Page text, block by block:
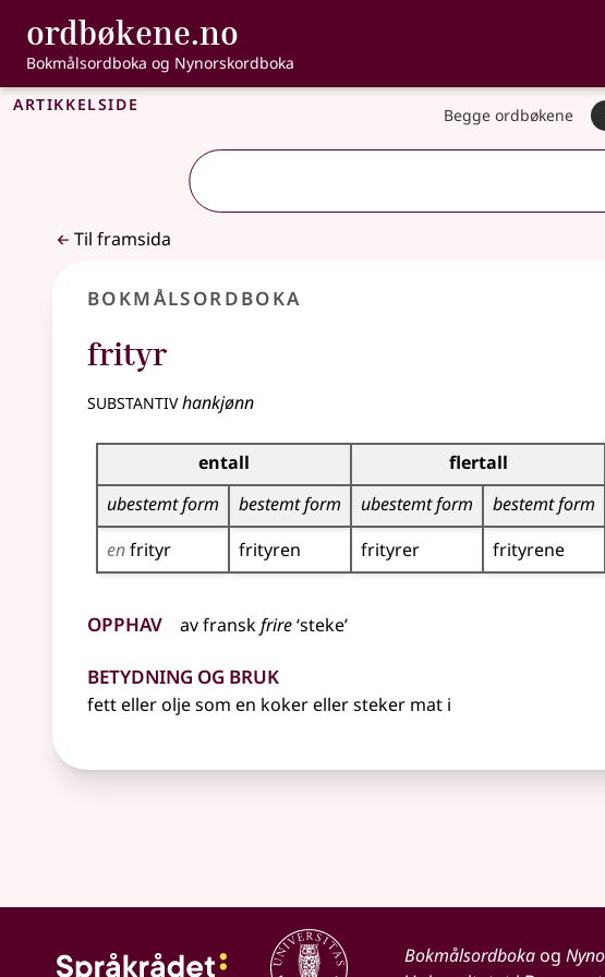
Gå til hovudinnhald
Tilgjenge
ordbøkene.no , Bokmålsordboka og
Bokmålsordboka og Nynorskordboka
Artikkelside Begge ordbøkene
Til framsida
Bokmålsordboka
frityr
substantivhankjønn
Bøyingstabell for dette substantivet
entall
flertall
ubestemt form
bestemt form ubestemt form
bestemt form
enfrityr frityren frityrer frityrene
Opphav avfranskfrire‘steke’
Betydning og bruk
fettellerolje som en kokerellersteker mat i
Bokmålsordbokaog